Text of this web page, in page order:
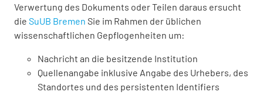
Verwertung des Dokuments oder Teilen daraus ersucht
die SuUB Bremen Sie im Rahmen der üblichen
wissenschaftlichen Gepflogenheiten um:
Nachricht an die besitzende Institution
Quellenangabe inklusive Angabe des Urhebers, des
Standortes und des persistenten Identifiers